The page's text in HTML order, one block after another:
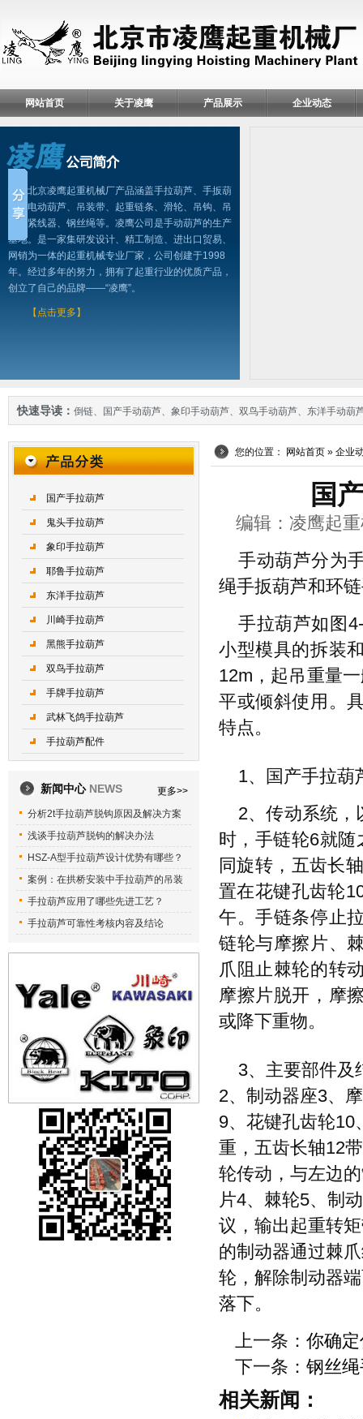
网站首页 关于凌鹰 产品展示 企业动态
北京凌鹰起重机械厂产品涵盖手拉葫芦、手扳葫
芦、电动葫芦、吊装带、起重链条、滑轮、吊钩、吊
具、紧线器、钢丝绳等。凌鹰公司是手动葫芦的生产
基地。是一家集研发设计、精工制造、进出口贸易、
网销为一体的起重机械专业厂家，公司创建于1998
年。经过多年的努力，拥有了起重行业的优质产品，
创立了自己的品牌——“凌鹰”。
【点击更多】
快速导读： 倒链、 国产手动葫芦、 象印手动葫芦、 双鸟手动葫芦、 东洋手动葫
您的位置： 网站首页 » 企业
国
编辑：凌鹰起
手动葫芦分为
绳手扳葫芦和环
手拉葫芦如图
小型模具的拆装
12m，起吊重量
平或倾斜使用。
特点。
1、国产手拉葫
2、传动系统，
时，手链轮6就
同旋转，五齿长
置在花键孔齿轮
午。手链条停止
链轮与摩擦片、
爪阻止棘轮的转
摩擦片脱开，摩
或降下重物。
3、主要部件及
2、制动器座3、
9、花键孔齿轮10
重，五齿长轴12
轮传动，与左边
片4、棘轮5、制
议，输出起重转
的制动器通过棘
轮，解除制动器
落下。
上一条： 你确
下一条： 钢丝
相关新闻：
国产手拉葫芦
鬼头手拉葫芦
象印手拉葫芦
耶鲁手拉葫芦
东洋手拉葫芦
川崎手拉葫芦
黑熊手拉葫芦
双鸟手拉葫芦
手牌手拉葫芦
武林飞鸽手拉葫芦
手拉葫芦配件
新闻中心 NEWS
更多>>
分析2t手拉葫芦脱钩原因及解决方案
浅谈手拉葫芦脱钩的解决办法
HSZ-A型手拉葫芦设计优势有哪些？
案例：在拱桥安装中手拉葫芦的吊装
手拉葫芦应用了哪些先进工艺？
手拉葫芦可靠性考核内容及结论